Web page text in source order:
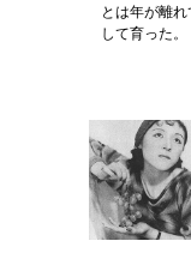
とは年が離
して育った。